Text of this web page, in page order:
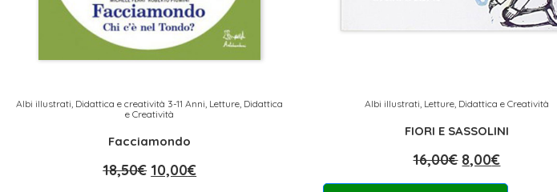
Albi illustrati Didattica e creatività 3-11 Anni Letture, Didattica
e Creatività
Facciamondo
18,50€ 10,00€
Albi illustrati Letture, Didattica e Creatività
FIORI E SASSOLINI
16,00€ 8,00€